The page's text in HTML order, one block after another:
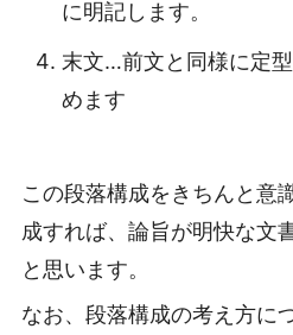
に明記します。
末文…前文と同様に定
めます
この段落構成をきちんと意
成すれば、論旨が明快な文
と思います。
なお、段落構成の考え方に